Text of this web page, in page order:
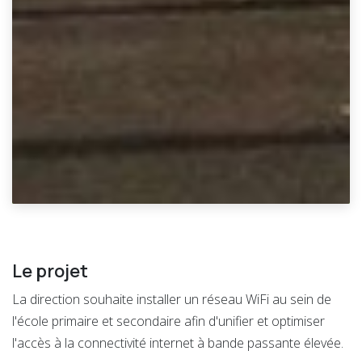
Le projet
La direction souhaite installer un réseau WiFi au sein de
l'école primaire et secondaire afin d'unifier et optimiser
l'accès à la connectivité internet à bande passante élevée.